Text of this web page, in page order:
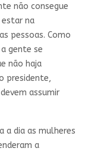
não consegue
na
pessoas. Como
gente se
não haja
presidente,
assumir
a dia as mulheres
a